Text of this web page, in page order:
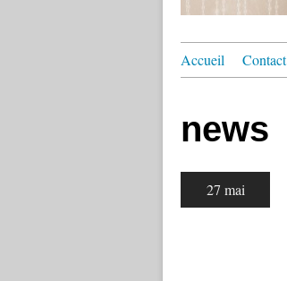
Accueil Contact
news
27 mai